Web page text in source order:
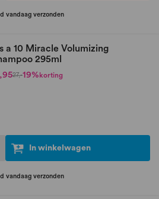
vandaag verzonden
a 10 Miracle Volumizing
295ml
27,-19% korting
In winkelwagen
vandaag verzonden